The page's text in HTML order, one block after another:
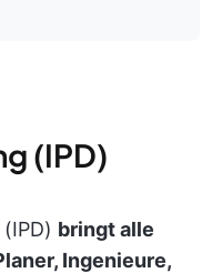
(IPD)
bringt alle
Ingenieure,